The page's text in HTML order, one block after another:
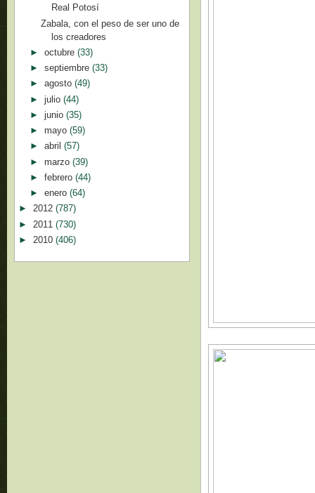
Real Potosí
Zabala, con el peso de ser uno de
los creadores
► octubre (33)
► septiembre (33)
► agosto (49)
► julio (44)
► junio (35)
► mayo (59)
► abril (57)
► marzo (39)
► febrero (44)
► enero (64)
► 2012 (787)
► 2011 (730)
► 2010 (406)